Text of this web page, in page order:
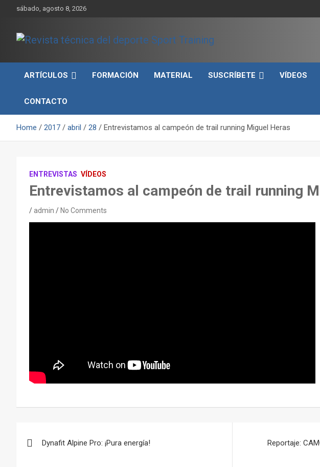
sábado, agosto 8, 2026
Revista técnica del
deporte Sport Training
rendimiento, nutrición y entrenamiento.
ARTÍCULOS
FORMACIÓN MATERIAL SUSCRÍBETE VÍDEOS
CONTACTO
Home 2017 abril 28 Entrevistamos al campeón de trail running Miguel Heras
ENTREVISTAS VÍDEOS
Entrevistamos al campeón de trail running
admin No Comments
de
Dynafit Alpine Pro: ¡Pura energía!
Reportaje: